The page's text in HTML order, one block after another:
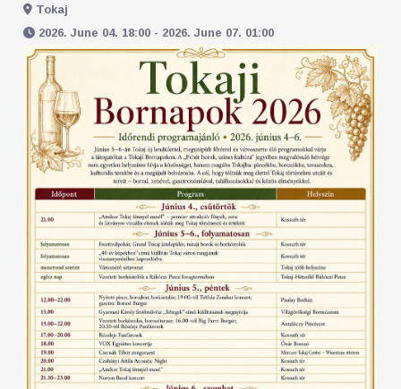
Tokaj
2026. June 04. 18:00 - 2026. June 07. 01:00